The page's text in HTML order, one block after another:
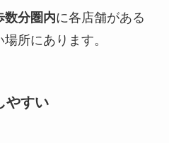
数分圏内に各店舗がある
所にあります。
やすい